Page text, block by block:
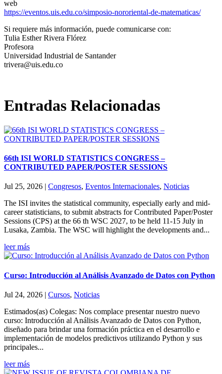
web
https://eventos.uis.edu.co/simposio-nororiental-de-matematicas/
Si requiere más información, puede comunicarse con:
Tulia Esther Rivera Flórez
Profesora
Universidad Industrial de Santander
trivera@uis.edu.co
Entradas Relacionadas
66th ISI WORLD STATISTICS CONGRESS –
CONTRIBUTED PAPER/POSTER SESSIONS
Jul 25, 2026 | Congresos, Eventos Internacionales, Noticias
The ISI invites the statistical community, especially early and mid-
career statisticians, to submit abstracts for Contributed Paper/Poster
Sessions (CPS) at the 66 th WSC 2027, to be held 11-15 July in
Lusaka, Zambia. The WSC will highlight the developments and...
leer más
Curso: Introducción al Análisis Avanzado de Datos con Python
Jul 24, 2026 | Cursos, Noticias
Estimados(as) Colegas: Nos complace presentar nuestro nuevo
curso: Introducción al Análisis Avanzado de Datos con Python,
diseñado para brindar una formación práctica en el desarrollo e
implementación de modelos predictivos utilizando Python y sus
principales...
leer más